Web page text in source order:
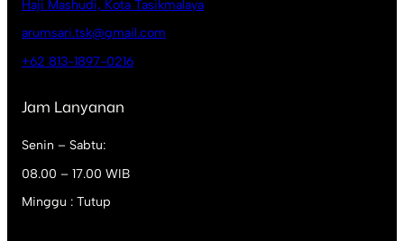
Haji Mashudi, Kota Tasikmalaya
arumsari.tsk@gmail.com
+62 813-1897-0216
Jam Lanyanan
Senin – Sabtu:
08.00 – 17.00 WIB
Minggu : Tutup